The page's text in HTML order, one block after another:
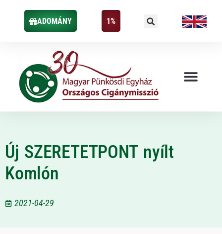
ADOMÁNY 1%
Új SZERETETPONT nyílt
Komlón
2021-04-29